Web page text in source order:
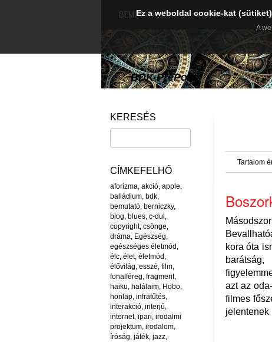
BEMUTATKOZOM ÍRÓI MŰHEJ
BDK PréPost
Tartalom
kora óta
azt az
filmes
jelentenek
KERESÉS
CÍMKEFELHŐ
aforizma, akció, apple,
balládium, bdk,
bemutató, berniczky,
blog, blues, c-dul ,
copyright, csönge,
dráma, Egészség,
egészséges életmód ,
élc, élet, életmód ,
élővilág, esszé, film,
fonalféreg, fragment,
haiku, halálaim, Hobo,
honlap, infrafűtés,
interakció, interjú,
internet, ipari, irodalmi
projektum, irodalom,
íróság, játék, jazz,
Ez a weboldal cookie-kat
A